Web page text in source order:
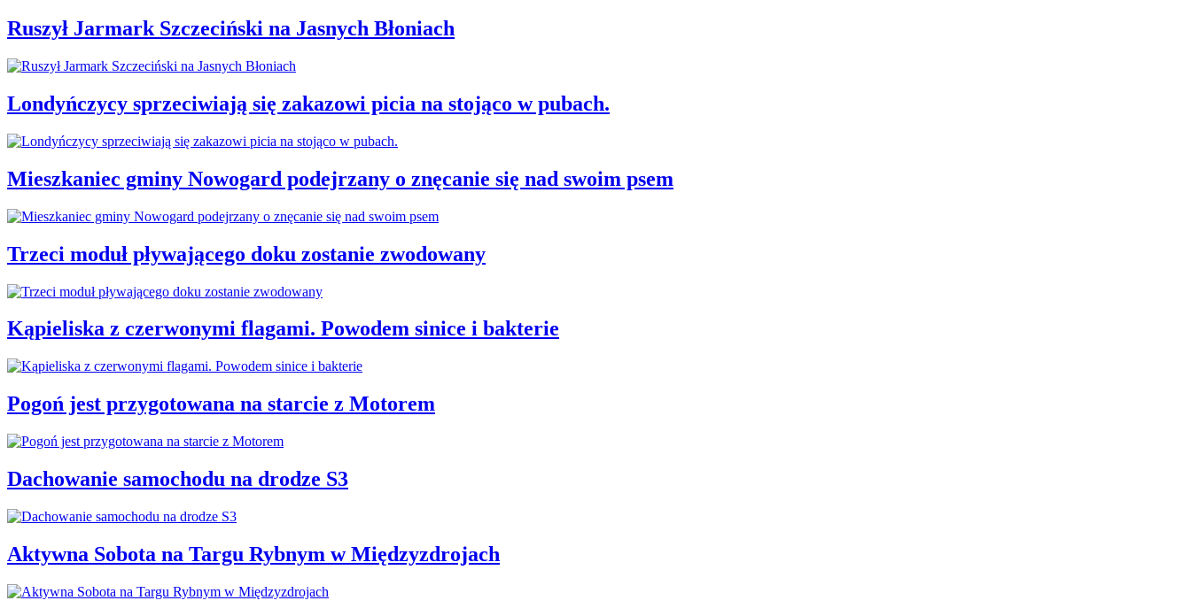
Ruszył Jarmark Szczeciński na Jasnych Błoniach
Londyńczycy sprzeciwiają się zakazowi picia na stojąco w pubach.
Mieszkaniec gminy Nowogard podejrzany o znęcanie się nad swoim psem
Trzeci moduł pływającego doku zostanie zwodowany
Kąpieliska z czerwonymi flagami. Powodem sinice i bakterie
Pogoń jest przygotowana na starcie z Motorem
Dachowanie samochodu na drodze S3
Aktywna Sobota na Targu Rybnym w Międzyzdrojach